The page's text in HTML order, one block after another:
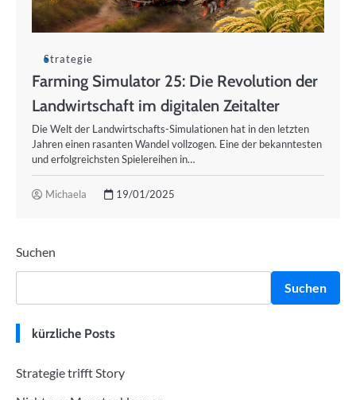
Strategie
Farming Simulator 25: Die Revolution der
Landwirtschaft im digitalen Zeitalter
Die Welt der Landwirtschafts-Simulationen hat in den letzten
Jahren einen rasanten Wandel vollzogen. Eine der bekanntesten
und erfolgreichsten Spielereihen in…
Michaela 19/01/2025
Suchen
Suchen
kürzliche Posts
Strategie trifft Story